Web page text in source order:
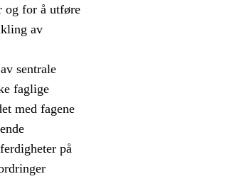
og for å utføre
av
sentrale
faglige
med fagene
på